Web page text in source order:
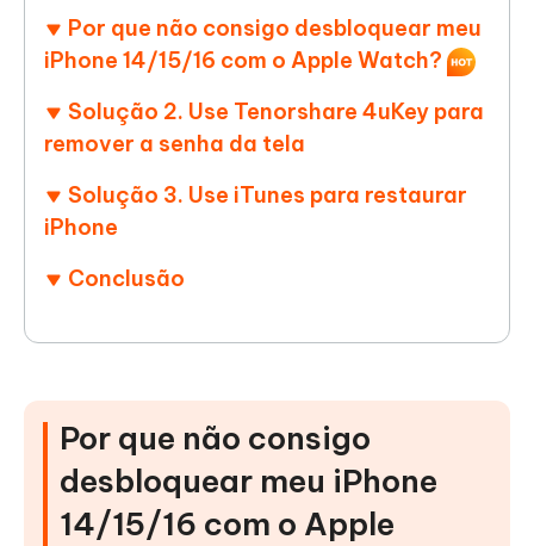
Por que não consigo desbloquear meu
iPhone 14/15/16 com o Apple Watch?
Solução 2. Use Tenorshare 4uKey para
remover a senha da tela
Solução 3. Use iTunes para restaurar
iPhone
Conclusão
Por que não consigo
desbloquear meu iPhone
14/15/16 com o Apple